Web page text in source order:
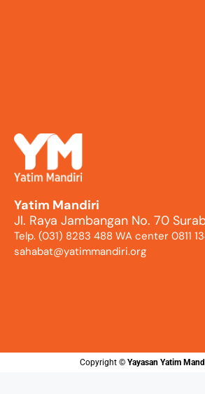
Yatim Mandiri
Jl. Raya Jambangan No. 70
Telp. (031) 8283 488 WA center 0811
sahabat@yatimmandiri.org
Copyright ©️ Yayasan Yatim